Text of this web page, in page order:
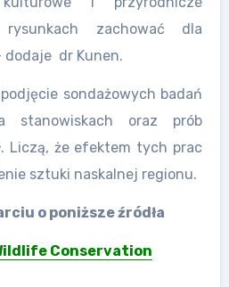
zachować dla
dodaje dr Kunen.
sondażowych badań
stanowiskach oraz prób
Liczą, że efektem tych prac
sztuki naskalnej regionu.
o poniższe źródła
Conservation